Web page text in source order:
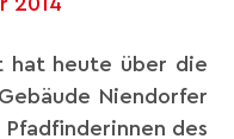
hat heute über die
Niendorfer
des